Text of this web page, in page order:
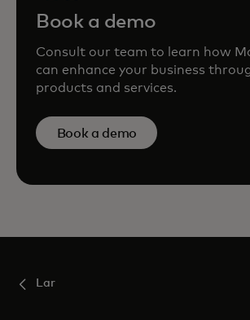
Book a demo
Consult our team to learn how
can enhance your business
products and services.
Book a demo
Lar